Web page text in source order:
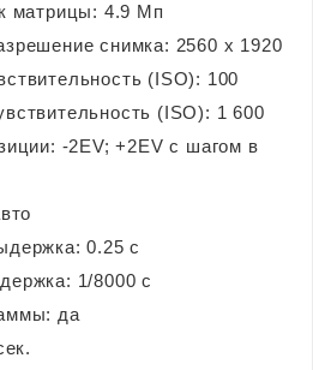
матрицы: 4.9 Мп
снимка: 2560 x 1920
(ISO): 100
(ISO): 1 600
-2EV; +2EV с шагом в
0.25 c
1/8000 c
да